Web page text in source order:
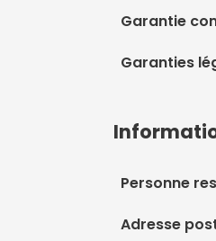
Garantie
Garanties
Personne
Adresse